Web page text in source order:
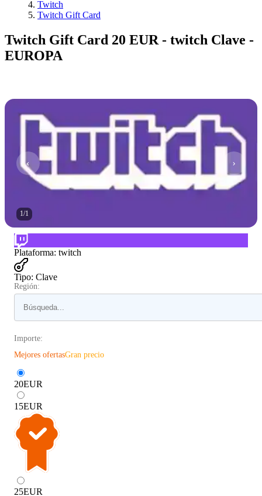
Twitch
Twitch Gift Card
Twitch Gift Card 20 EUR - twitch Clave -
EUROPA
1/1
Plataforma: twitch
Tipo: Clave
Región:
Importe:
Mejores ofertasGran precio
20EUR
15EUR
25EUR